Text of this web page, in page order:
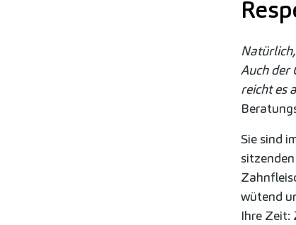
Auch der
reicht es
Sie sind
wütend
Ihre Zeit: